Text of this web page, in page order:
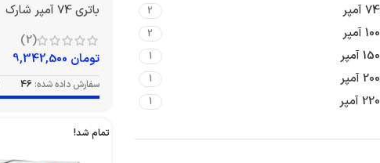
74 آمپر 2
100 آمپر 2
150 آمپر 1
200 آمپر 1
220 آمپر 1
باتری 74 آمپر شارک
(2)
تومان
سفارش داده شده: 46
تمام شد!